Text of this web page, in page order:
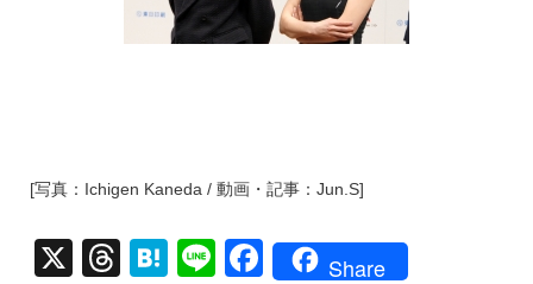
[写真：Ichigen Kaneda / 動画・記事：Jun.S]
X
T
H
Li
F
Share